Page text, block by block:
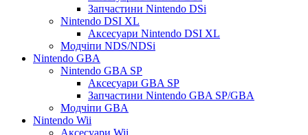
Запчастини Nintendo DSi
Nintendo DSI XL
Аксесуари Nintendo DSI XL
Модчіпи NDS/NDSi
Nintendo GBA
Nintendo GBA SP
Аксесуари GBA SP
Запчастини Nintendo GBA SP/GBA
Модчіпи GBA
Nintendo Wii